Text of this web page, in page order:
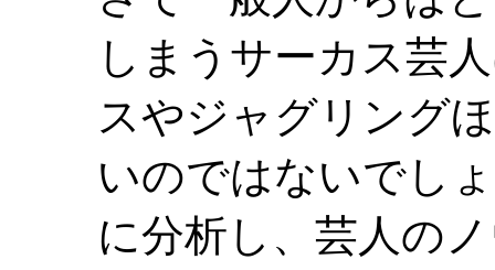
しまうサーカス芸
スやジャグリング
いのではないでし
に分析し、芸人の